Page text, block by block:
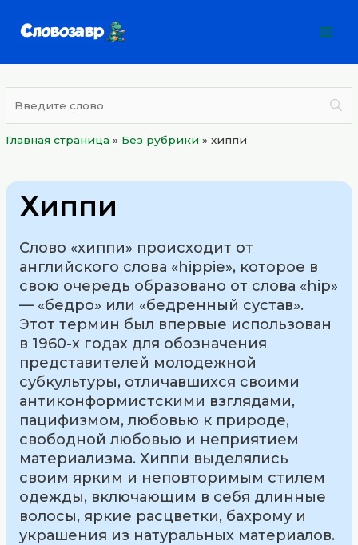
Главная страница » Без рубрики »хиппи
Хиппи
Слово «хиппи» происходит от
английского слова «hippie», которое в
свою очередь образовано от слова «hip»
— «бедро» или «бедренный сустав».
Этот термин был впервые использован
в 1960-х годах для обозначения
представителей молодежной
субкультуры, отличавшихся своими
антиконформистскими взглядами,
пацифизмом, любовью к природе,
свободной любовью и неприятием
материализма. Хиппи выделялись
своим ярким и неповторимым стилем
одежды, включающим в себя длинные
волосы, яркие расцветки, бахрому и
украшения из натуральных материалов.